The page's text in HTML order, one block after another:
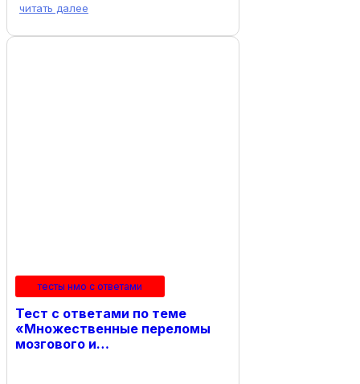
читать далее
тесты нмо с ответами
Тест с ответами по теме
«Множественные переломы
мозгового и…